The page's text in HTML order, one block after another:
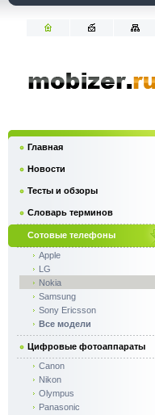
Главная
Новости
Тесты и обзоры
Словарь терминов
Сотовые телефоны
Apple
LG
Nokia
Samsung
Sony Ericsson
Все модели
Цифровые фотоаппараты
Canon
Nikon
Olympus
Panasonic